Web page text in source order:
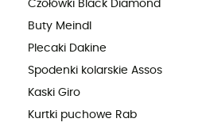
Czołówki Black Diamond
Buty Meindl
Plecaki Dakine
Spodenki kolarskie Assos
Kaski Giro
Kurtki puchowe Rab